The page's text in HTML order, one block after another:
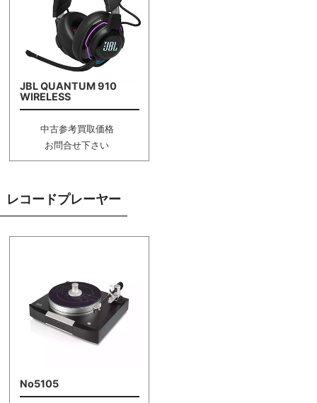
JBL QUANTUM 910
WIRELESS
中古参考買取価格
お問合せ下さい
レコードプレーヤー
No5105